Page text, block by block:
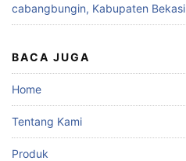
cabangbungin, Kabupaten Bekasi
BACA JUGA
Home
Tentang Kami
Produk